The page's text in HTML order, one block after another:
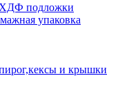
подложки
упаковка
и крышки